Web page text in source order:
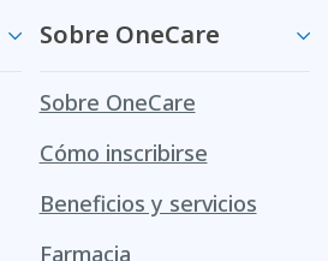
Sobre OneCare
Sobre OneCare
Cómo inscribirse
Beneficios y servicios
Farmacia